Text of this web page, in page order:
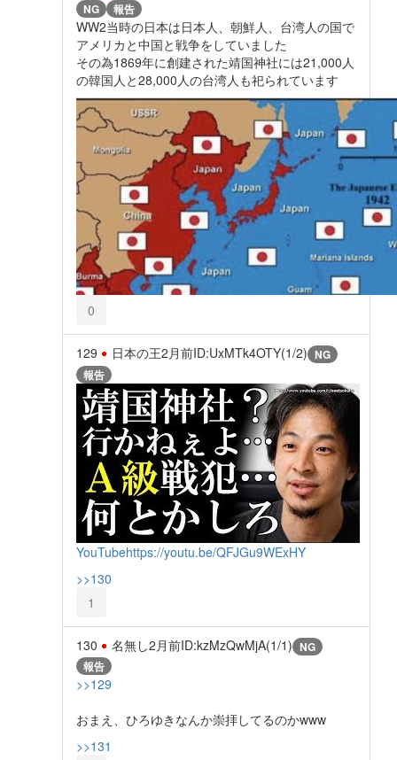
NG 報告
WW2当時の日本は日本人、朝鮮人、台湾人の国で
アメリカと中国と戦争をしていました
その為1869年に創建された靖国神社には21,000人
の韓国人と28,000人の台湾人も祀られています
0
129 日本の王2月前ID:UxMTk4OTY(1/2) NG
報告
YouTubehttps://youtu.be/QFJGu9WExHY
>>130
1
130 名無し2月前ID:kzMzQwMjA(1/1) NG
報告
>>129
おまえ、ひろゆきなんか崇拝してるのかwww
>>131